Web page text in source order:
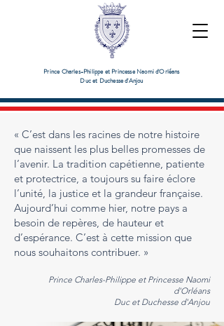
Prince Charles-Philippe et Princesse Naomi d'Orléans
Duc et Duchesse d'Anjou
« C’est dans les racines de notre histoire
que naissent les plus belles promesses de
l’avenir. La tradition capétienne, patiente
et protectrice, a toujours su faire éclore
l’unité, la justice et la grandeur française.
Aujourd’hui comme hier, notre pays a
besoin de repères, de hauteur et
d’espérance. C’est à cette mission que
nous souhaitons contribuer. »
Prince Charles-Philippe et Princesse Naomi
d'Orléans
Duc et Duchesse d'Anjou